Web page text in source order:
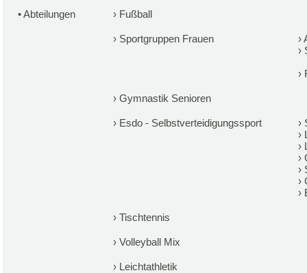
•Abteilungen › Fußball
› Sportgruppen Frauen ›
›
›
› Gymnastik Senioren
› Esdo - Selbstverteidigungssport ›
›
›
›
›
›
›
› Tischtennis
› Volleyball Mix
› Leichtathletik